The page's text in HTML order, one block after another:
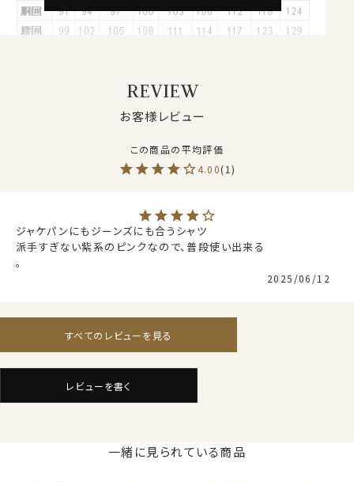
ァブリックです。
夏は汗を冬は蒸れを発散、1年を通してドライな着心地
●ナチュラルな着用感を大切にした快適ドライ素材
汗や蒸れを発散させる吸水速乾素材に、綿をブレンド。綿
ドライ感を保ちながらも、ナチュラルな素材感が特長で
機能性と見た目の自然さ、どちらも重視したい方に適し
また着用時だけでなく、洗濯後の乾きが早いのもドライ
機能のメリットです。
入れがしやすい特性を持っていますが、さらに形態安定
加工を施しています。
洗濯後もしわが残りにくく、しわが気になる場合でも簡
単なアイロンがけでご着用いただけます。
また、ソフト感や素材感を引き立てるため特殊処理を施
れ、着心地のよさと、お手入れのしやすさを併せ持った上
COOLMAX®ファブリック）
REVIEW
お客様レビュー
4.00 1
2025/06/12
ジャケパンにもジーンズにも合うシャツ
派手すぎない紫系のピンクなので、普段使い出来る
。
すべてのレビューを見る
レビューを書く
一緒に見られている商品